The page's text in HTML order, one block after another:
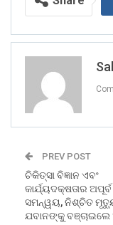
PREV POST
ଚିକିତ୍ସା ବିଜ୍ଞାନ ଏବଂ
କାର୍ଯ୍ୟଦକ୍ଷତାର ଅପୂର୍ବ
ସମନ୍ୱୟ, ନିଶ୍ଚିତ
ଯବାନଙ୍କୁ ବଞ୍ଚାଇଲେ